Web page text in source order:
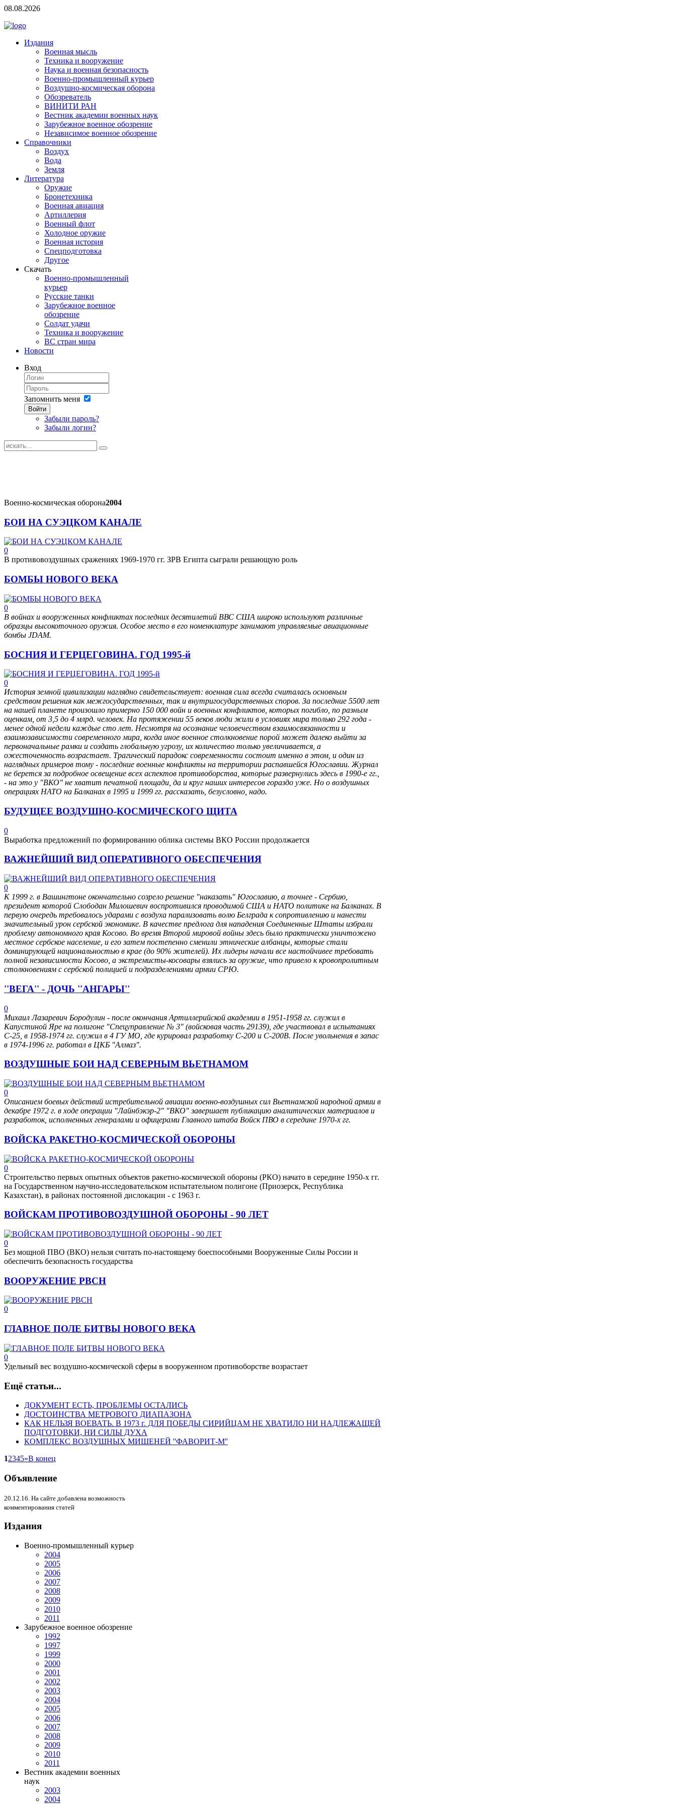
08.08.2026
Издания
Военная мысль
Техника и вооружение
Наука и военная безопасность
Военно-промышленный курьер
Воздушно-космическая оборона
Обозреватель
ВИНИТИ РАН
Вестник академии военных наук
Зарубежное военное обозрение
Независимое военное обозрение
Справочники
Воздух
Вода
Земля
Литература
Оружие
Бронетехника
Военная авиация
Артиллерия
Военный флот
Холодное оружие
Военная история
Спецподготовка
Другое
Скачать
Военно-промышленный
курьер
Русские танки
Зарубежное военное
обозрение
Солдат удачи
Техника и вооружение
ВС стран мира
Новости
Вход
Запомнить меня
Войти
Забыли пароль?
Забыли логин?
Военно-космическая оборона2004
БОИ НА СУЭЦКОМ КАНАЛЕ
0
В противовоздушных сражениях 1969-1970 гг. ЗРВ Египта сыграли решающую роль
БОМБЫ НОВОГО ВЕКА
0
В войнах и вооруженных конфликтах последних десятилетий ВВС США широко используют различные
образцы высокоточного оружия. Особое место в его номенклатуре занимают управляемые авиационные
бомбы JDAM.
БОСНИЯ И ГЕРЦЕГОВИНА. ГОД 1995-й
0
История земной цивилизации наглядно свидетельствует: военная сила всегда считалась основным
средством решения как межгосударственных, так и внутригосударственных споров. За последние 5500 лет
на нашей планете произошло примерно 150 000 войн и военных конфликтов, которых погибло, по разным
оценкам, от 3,5 до 4 млрд. человек. На протяжении 55 веков люди жили в условиях мира только 292 года -
менее одной недели каждые сто лет. Несмотря на осознание человечеством взаимосвязанности и
взаимозависимости современного мира, когда иное военное столкновение порой может далеко выйти за
первоначальные рамки и создать глобальную угрозу, их количество только увеличивается, а
ожесточенность возрастает. Трагический парадокс современности состоит именно в этом, и один из
наглядных примеров тому - последние военные конфликты на территории распавшейся Югославии. Журнал
не берется за подробное освещение всех аспектов противоборства, которые развернулись здесь в 1990-е гг.,
- на это у "ВКО" не хватит печатной площади, да и круг наших интересов гораздо уже. Но о воздушных
операциях НАТО на Балканах в 1995 и 1999 гг. рассказать, безусловно, надо.
БУДУЩЕЕ ВОЗДУШНО-КОСМИЧЕСКОГО ЩИТА
0
Выработка предложений по формированию облика системы ВКО России продолжается
ВАЖНЕЙШИЙ ВИД ОПЕРАТИВНОГО ОБЕСПЕЧЕНИЯ
0
К 1999 г. в Вашингтоне окончательно созрело решение "наказать" Югославию, а точнее - Сербию,
президент которой Слободан Милошевич воспротивился проводимой США и НАТО политике на Балканах. В
первую очередь требовалось ударами с воздуха парализовать волю Белграда к сопротивлению и нанести
значительный урон сербской экономике. В качестве предлога для нападения Соединенные Штаты избрали
проблему автономного края Косово. Во время Второй мировой войны здесь было практически уничтожено
местное сербское население, и его затем постепенно сменили этнические албанцы, которые стали
доминирующей национальностью в крае (до 90% жителей). Их лидеры начали все настойчивее требовать
полной независимости Косово, а экстремисты-косовары взялись за оружие, что привело к кровопролитным
столкновениям с сербской полицией и подразделениями армии СРЮ.
''ВЕГА'' - ДОЧЬ ''АНГАРЫ''
0
Михаил Лазаревич Бородулин - после окончания Артиллерийской академии в 1951-1958 гг. служил в
Капустиной Яре на полигоне "Спецуправление № 3" (войсковая часть 29139), где участвовал в испытаниях
С-25, в 1958-1974 гг. служил в 4 ГУ МО, где курировал разработку С-200 и С-200В. После увольнения в запас
в 1974-1996 гг. работал в ЦКБ "Алмаз".
ВОЗДУШНЫЕ БОИ НАД СЕВЕРНЫМ ВЬЕТНАМОМ
0
Описанием боевых действий истребительной авиации военно-воздушных сил Вьетнамской народной армии в
декабре 1972 г. в ходе операции "Лайнбэкэр-2" "ВКО" завершает публикацию аналитических материалов и
разработок, исполненных генералами и офицерами Главного штаба Войск ПВО в середине 1970-х гг.
ВОЙСКА РАКЕТНО-КОСМИЧЕСКОЙ ОБОРОНЫ
0
Строительство первых опытных объектов ракетно-космической обороны (РКО) начато в середине 1950-х гг.
на Государственном научно-исследовательском испытательном полигоне (Приозерск, Республика
Казахстан), в районах постоянной дислокации - с 1963 г.
ВОЙСКАМ ПРОТИВОВОЗДУШНОЙ ОБОРОНЫ - 90 ЛЕТ
0
Без мощной ПВО (ВКО) нельзя считать по-настоящему боеспособными Вооруженные Силы России и
обеспечить безопасность государства
ВООРУЖЕНИЕ РВСН
0
ГЛАВНОЕ ПОЛЕ БИТВЫ НОВОГО ВЕКА
0
Удельный вес воздушно-космической сферы в вооруженном противоборстве возрастает
Ещё статьи...
ДОКУМЕНТ ЕСТЬ, ПРОБЛЕМЫ ОСТАЛИСЬ
ДОСТОИНСТВА МЕТРОВОГО ДИАПАЗОНА
КАК НЕЛЬЗЯ ВОЕВАТЬ. В 1973 г. ДЛЯ ПОБЕДЫ СИРИЙЦАМ НЕ ХВАТИЛО НИ НАДЛЕЖАЩЕЙ
ПОДГОТОВКИ, НИ СИЛЫ ДУХА
КОМПЛЕКС ВОЗДУШНЫХ МИШЕНЕЙ ''ФАВОРИТ-М''
12345»В конец
Объявление
20.12.16. На сайте добавлена возможность
комментирования статей
Издания
Военно-промышленный курьер
2004
2005
2006
2007
2008
2009
2010
2011
Зарубежное военное обозрение
1992
1997
1999
2000
2001
2002
2003
2004
2005
2006
2007
2008
2009
2010
2011
Вестник академии военных
наук
2003
2004